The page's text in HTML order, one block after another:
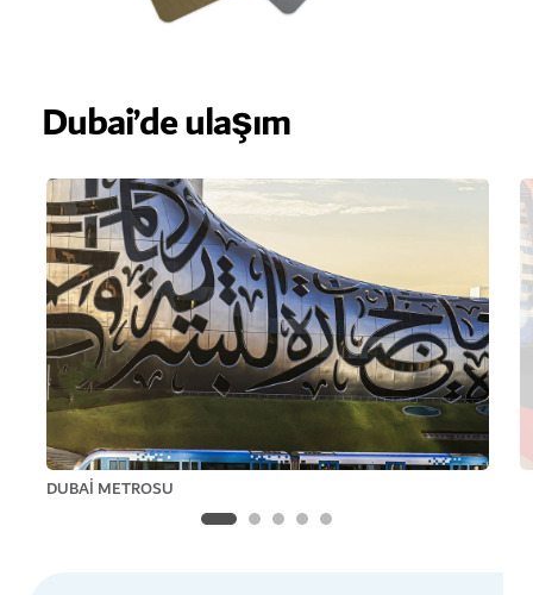
Dubai’de ulaşım
DUBAI METROSU